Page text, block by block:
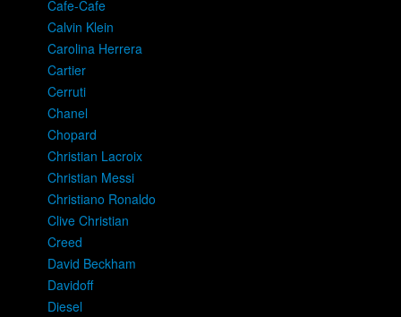
Cafe-Cafe
Calvin Klein
Carolina Herrera
Cartier
Cerruti
Chanel
Chopard
Christian Lacroix
Christian Messi
Christiano Ronaldo
Clive Christian
Creed
David Beckham
Davidoff
Diesel